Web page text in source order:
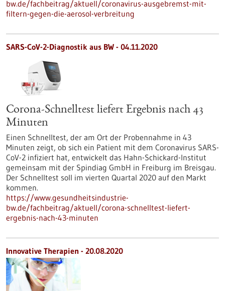
bw.de/fachbeitrag/aktuell/coronavirus-ausgebremst-mit-
filtern-gegen-die-aerosol-verbreitung
SARS-CoV-2-Diagnostik aus BW - 04.11.2020
Corona-Schnelltest liefert Ergebnis nach 43
Minuten
Einen Schnelltest, der am Ort der Probennahme in 43
Minuten zeigt, ob sich ein Patient mit dem Coronavirus SARS-
CoV-2 infiziert hat, entwickelt das Hahn-Schickard-Institut
gemeinsam mit der Spindiag GmbH in Freiburg im Breisgau.
Der Schnelltest soll im vierten Quartal 2020 auf den Markt
kommen.
https://www.gesundheitsindustrie-
bw.de/fachbeitrag/aktuell/corona-schnelltest-liefert-
ergebnis-nach-43-minuten
Innovative Therapien - 20.08.2020